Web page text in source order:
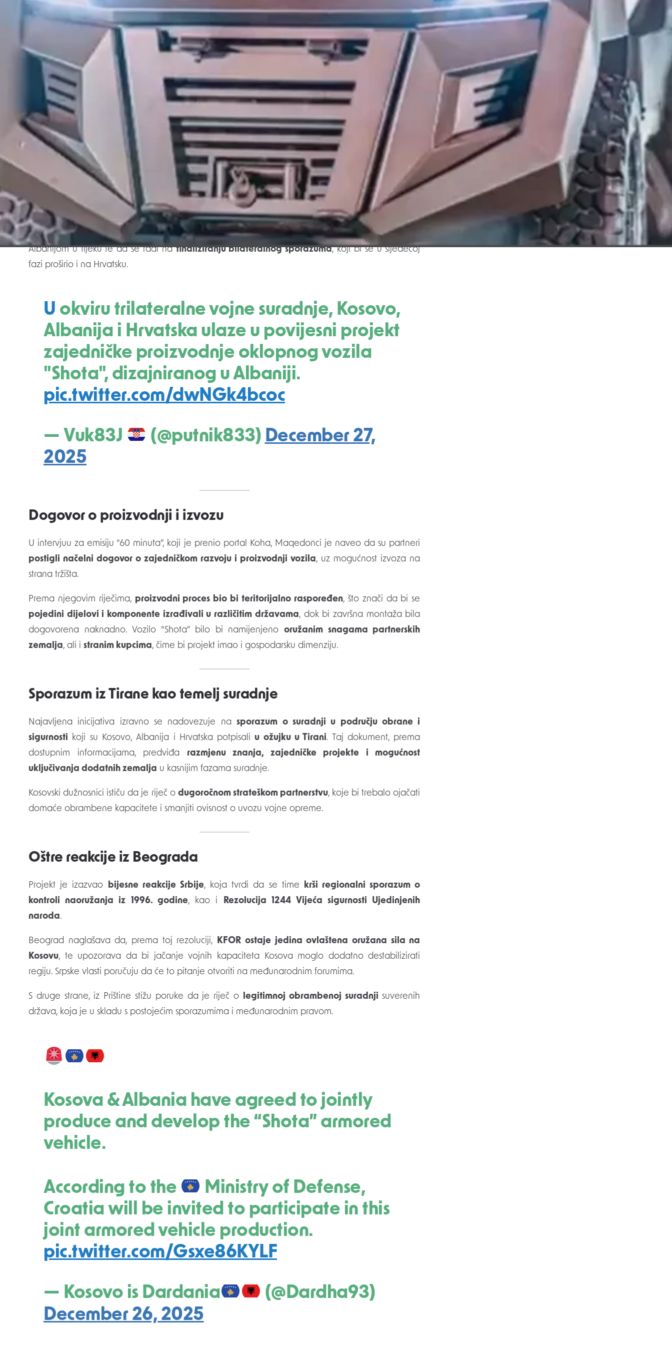
Foto: Screenshot/Twitter
Najavapokretanja zajedničke proizvodnje oklopnih vozilaizmeđu Kosova, Albanije i
Hrvatske izazvala je snažne političke reakcije u regiji, ponajprije u Srbiji, koja projekt vidi kao
kršenje međunarodnih sporazuma o kontroli naoružanja.
Prema izjavama kosovskih dužnosnika, razmatra selokalna proizvodnja albanskog oklopnog
vozila “Shota”, što bi bioprvi zajednički projekt takve vrste na Balkanu. Projekt bi se realizirao
kroz partnerstvo
Kosovo , Albanija iHrvatska, uz jasno definiranu podjelu proizvodnih faza
između država.
Vršitelj dužnosti kosovskog ministra obraneEjup Maqedonci
potvrdio je da su razgovori s
Albanijom u tijeku te da se radi nafinaliziranju bilateralnog sporazuma, koji bi se u sljedećoj
fazi proširio i na Hrvatsku.
U okviru trilateralne vojne suradnje, Kosovo,
Albanija i Hrvatska ulaze u povijesni projekt
zajedničke proizvodnje oklopnog vozila
"Shota", dizajniranog u Albaniji.
pic.twitter.com/dwNGk4bcoc
— Vuk83J (@putnik833) December 27,
2025
Dogovor o proizvodnji i izvozu
U intervjuu za emisiju “60 minuta”, koji je prenio portal Koha, Maqedonci je naveo da su partneri
postigli načelni dogovor o zajedničkom razvoju i proizvodnji vozila, uz mogućnost izvoza na
strana tržišta.
Prema njegovim riječima, proizvodni proces bio bi teritorijalno raspoređen, što znači da bi se
pojedini dijelovi i komponente izrađivali u različitim državama, dok bi završna montaža bila
dogovorena naknadno. Vozilo “Shota” bilo bi namijenjeno oružanim snagama partnerskih
zemalja, ali i stranim kupcima, čime bi projekt imao i gospodarsku dimenziju.
Sporazum iz Tirane kao temelj suradnje
Najavljena inicijativa izravno se nadovezuje nasporazum o suradnji u području obrane i
sigurnosti koji su Kosovo, Albanija i Hrvatska potpisali u ožujku u Tirani. Taj dokument, prema
dostupnim informacijama, predviđa razmjenu znanja, zajedničke projekte i mogućnost
uključivanja dodatnih zemalja u kasnijim fazama suradnje.
Kosovski dužnosnici ističu da je riječ o dugoročnom strateškom partnerstvu, koje bi trebalo ojačati
domaće obrambene kapacitete i smanjiti ovisnost o uvozu vojne opreme.
Oštre reakcije iz Beograda
Projekt je izazvao bijesne reakcije Srbije, koja tvrdi da se time
krši regionalni sporazum o
kontroli naoružanja iz 1996. godine, kao i
Rezolucija 1244 Vijeća sigurnosti Ujedinjenih
naroda.
Beograd naglašava da, prema toj rezoluciji,
KFOR ostaje jedina ovlaštena oružana sila na
Kosovu, te upozorava da bi jačanje vojnih kapaciteta Kosova moglo dodatno destabilizirati
regiju. Srpske vlasti poručuju da će to pitanje otvoriti na međunarodnim forumima.
S druge strane, iz Prištine stižu poruke da je riječ o legitimnoj obrambenoj suradnji suverenih
država, koja je u skladu s postojećim sporazumima i međunarodnim pravom.
Kosova & Albania have agreed to jointly
produce and develop the “Shota” armored
vehicle.
According to the
Ministry of Defense,
Croatia will be invited to participate in this
joint armored vehicle production.
pic.twitter.com/Gsxe86KYLF
— Kosovo is Dardania
(@Dardha93)
December 26, 2025